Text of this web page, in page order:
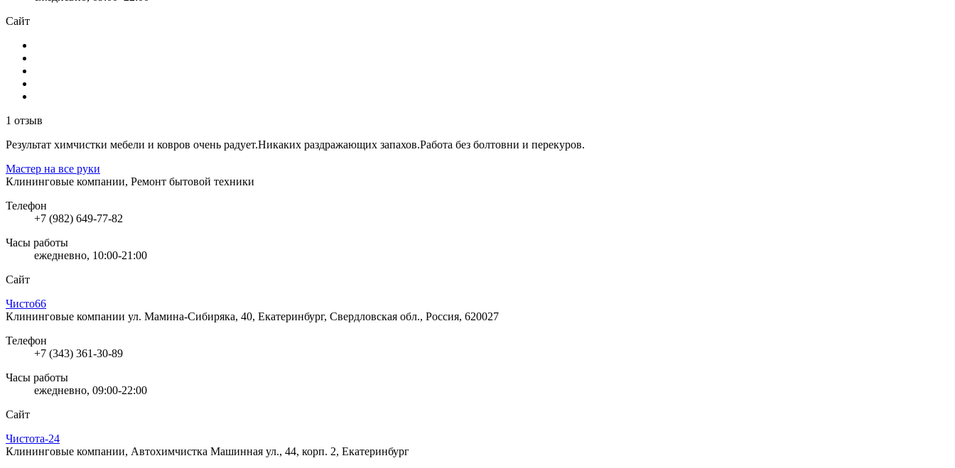
Сайт
1 отзыв
Результат химчистки мебели и ковров очень радует.Никаких раздражающих запахов.Работа без болтовни и перекуров.
Мастер на все руки
Клининговые компании, Ремонт бытовой техники
Телефон
+7 (982) 649-77-82
Часы работы
ежедневно, 10:00-21:00
Сайт
Чисто66
Клининговые компании ул. Мамина-Сибиряка, 40, Екатеринбург, Свердловская обл., Россия, 620027
Телефон
+7 (343) 361-30-89
Часы работы
ежедневно, 09:00-22:00
Сайт
Чистота-24
Клининговые компании, Автохимчистка Машинная ул., 44, корп. 2, Екатеринбург